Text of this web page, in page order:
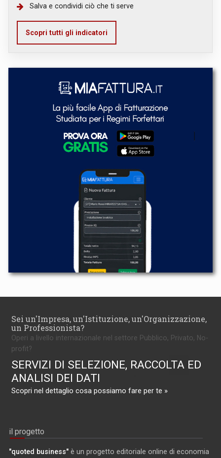
Salva e condividi ciò che ti serve
Scopri tutti gli indicatori
Sei un'Impresa, un'Istituzione, un'Organizzazione,
un Professionista?
Operi a livello internazionale nel settore Pubblico, Privato, No-
profit?
SERVIZI DI SELEZIONE, RACCOLTA ED
ANALISI DEI DATI
Scopri nel dettaglio cosa possiamo fare per te »
il progetto
"quoted business" è un progetto editoriale online di economia